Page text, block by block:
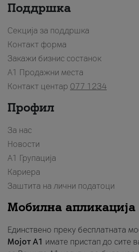
Поддршка
Секција за поддршка
Контакт форма
Закажи бизнис состанок
A1 Продажни места
Контакт центар 077 1234
Профил
За нас
Новости
А1 Групација
Кариера
Заштита на лични податоци
Мобилна апликација
Единствено преку бесплатната
Мојот A1 имате пристап до сите